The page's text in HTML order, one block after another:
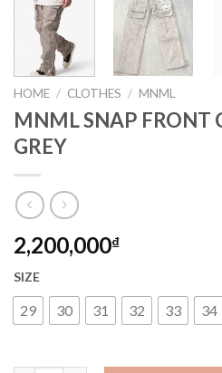
HOME / CLOTHES / MNML
MNML SNAP FRONT
GREY
2,200,000₫
SIZE
29 30 31 32 33 34